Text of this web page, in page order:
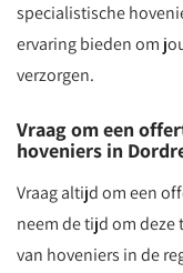
specialistische
ervaring bieden om
verzorgen.
Vraag om een
hoveniers in
Vraag altijd om een
neem de tijd om
van hoveniers in de